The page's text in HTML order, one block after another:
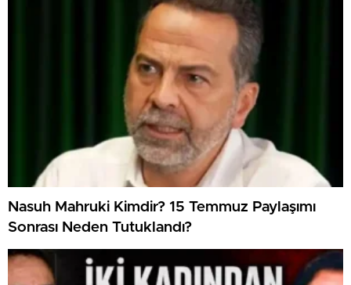
Nasuh Mahruki Kimdir? 15 Temmuz Paylaşımı
Sonrası Neden Tutuklandı?